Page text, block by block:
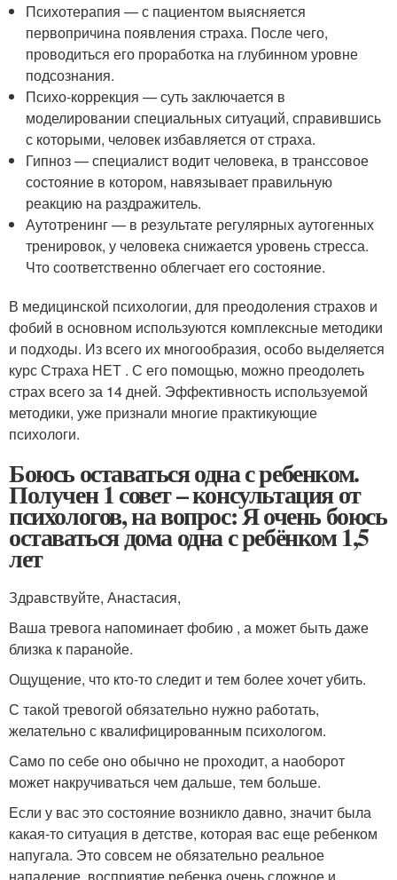
Психотерапия — с пациентом выясняется
первопричина появления страха. После чего,
проводиться его проработка на глубинном уровне
подсознания.
Психо-коррекция — суть заключается в
моделировании специальных ситуаций, справившись
с которыми, человек избавляется от страха.
Гипноз — специалист водит человека, в транссовое
состояние в котором, навязывает правильную
реакцию на раздражитель.
Аутотренинг — в результате регулярных аутогенных
тренировок, у человека снижается уровень стресса.
Что соответственно облегчает его состояние.
В медицинской психологии, для преодоления страхов и
фобий в основном используются комплексные методики
и подходы. Из всего их многообразия, особо выделяется
курс Страха НЕТ . С его помощью, можно преодолеть
страх всего за 14 дней. Эффективность используемой
методики, уже признали многие практикующие
психологи.
Боюсь оставаться одна с ребенком.
Получен 1 совет – консультация от
психологов, на вопрос: Я очень боюсь
оставаться дома одна с ребёнком 1,5
лет
Здравствуйте, Анастасия,
Ваша тревога напоминает фобию , а может быть даже
близка к паранойе.
Ощущение, что кто-то следит и тем более хочет убить.
С такой тревогой обязательно нужно работать,
желательно с квалифицированным психологом.
Само по себе оно обычно не проходит, а наоборот
может накручиваться чем дальше, тем больше.
Если у вас это состояние возникло давно, значит была
какая-то ситуация в детстве, которая вас еще ребенком
напугала. Это совсем не обязательно реальное